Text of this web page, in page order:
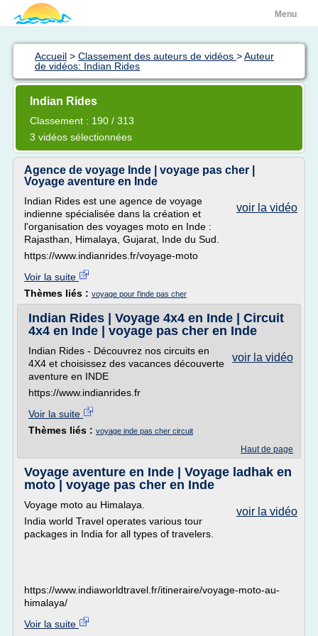
Menu
Accueil > Classement des auteurs de vidéos >Auteur
de vidéos: Indian Rides
Indian Rides
Classement : 190 / 313
3 vidéos sélectionnées
Agence de voyage Inde | voyage pas cher |
Voyage aventure en Inde
voir la vidéo
Indian Rides est une agence de voyage
indienne spécialisée dans la création et
l'organisation des voyages moto en Inde :
Rajasthan, Himalaya, Gujarat, Inde du Sud.
https://www.indianrides.fr/voyage-moto
Voir la suite
Thèmes liés : voyage pour l'inde pas cher
Indian Rides | Voyage 4x4 en Inde | Circuit
4x4 en Inde | voyage pas cher en Inde
voir la vidéo
Indian Rides - Découvrez nos circuits en
4X4 et choisissez des vacances découverte
aventure en INDE
https://www.indianrides.fr
Voir la suite
Thèmes liés : voyage inde pas cher circuit
Haut de page
Voyage aventure en Inde | Voyage ladhak en
moto | voyage pas cher en Inde
voir la vidéo
Voyage moto au Himalaya.
India world Travel operates various tour
packages in India for all types of travelers.
https://www.indiaworldtravel.fr/itineraire/voyage-moto-au-
himalaya/
Voir la suite